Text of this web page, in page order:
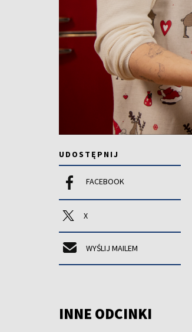
UDOSTĘPNIJ
FACEBOOK
X
WYŚLIJ MAILEM
INNE ODCINKI